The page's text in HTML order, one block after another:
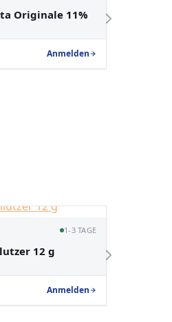
Originale 11%
Anmelden
1-3 TAGE
12 g
Anmelden